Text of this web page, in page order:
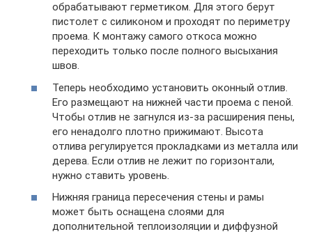
обрабатывают герметиком. Для этого берут
пистолет с силиконом и проходят по периметру
проема. К монтажу самого откоса можно
переходить только после полного высыхания
швов.
Теперь необходимо установить оконный отлив.
Его размещают на нижней части проема с пеной.
Чтобы отлив не загнулся из-за расширения пены,
его ненадолго плотно прижимают. Высота
отлива регулируется прокладками из металла или
дерева. Если отлив не лежит по горизонтали,
нужно ставить уровень.
Нижняя граница пересечения стены и рамы
может быть оснащена слоями для
дополнительной теплоизоляции и диффузной